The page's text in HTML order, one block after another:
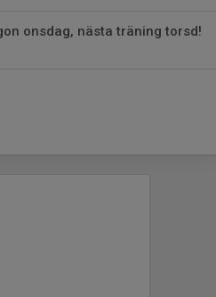
onsdag, nästa träning torsd!